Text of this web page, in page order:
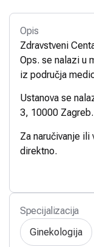
Opis
Zdravstveni
Ops. se nalazi u
iz područja
Ustanova se
3, 10000 Zagreb.
Za naručivanje
direktno.
Specijalizacija
Ginekologija